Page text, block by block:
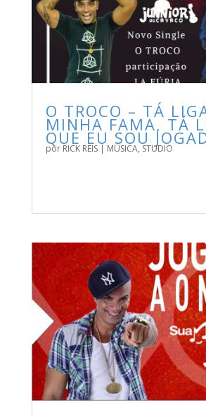
O TROCO – TÁ
MINHA FAMA, TÁ
QUE EU SOU
por RICK REIS| MÚSICA, STUDIO